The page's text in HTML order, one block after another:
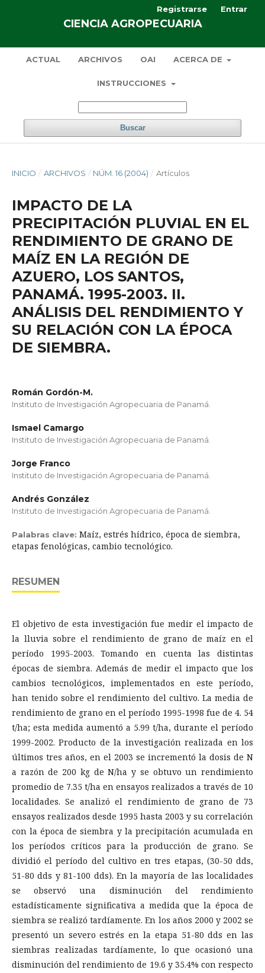
CIENCIA AGROPECUARIA
ACTUAL ARCHIVOS OAI ACERCA DE
INSTRUCCIONES
Buscar
Registrarse Entrar
INICIO / ARCHIVOS / NÚM. 16 (2004) / Artículos
IMPACTO DE LA
PRECIPITACIÓN PLUVIAL EN EL
RENDIMIENTO DE GRANO DE
MAÍZ EN LA REGIÓN DE
AZUERO, LOS SANTOS,
PANAMÁ. 1995-2003. II.
ANÁLISIS DEL RENDIMIENTO Y
SU RELACIÓN CON LA ÉPOCA
DE SIEMBRA.
Román Gordón-M.
Instituto de Investigación Agropecuaria de Panamá.
Ismael Camargo
Instituto de Investigación Agropecuaria de Panamá.
Jorge Franco
Instituto de Investigación Agropecuaria de Panamá.
Andrés González
Instituto de Investigación Agropecuaria de Panamá.
Palabras clave: Maíz, estrés hídrico, época de siembra,
etapas fenológicas, cambio tecnológico.
RESUMEN
El objetivo de esta investigación fue medir el impacto de
la lluvia sobre el rendimiento de grano de maíz en el
período 1995-2003. Tomando en cuenta las distintas
épocas de siembra. Además de medir el impacto que los
cambios tecnológicos, implementados en este período,
han tenido sobre el rendimiento del cultivo. La media de
rendimiento de grano en el período 1995-1998 fue de 4. 54
t/ha; esta medida aumentó a 5.99 t/ha, durante el período
1999-2002. Producto de la investigación realizada en los
últimos tres años, en el 2003 se incrementó la dosis de N
a razón de 200 kg de N/ha y se obtuvo un rendimiento
promedio de 7.35 t/ha en ensayos realizados a través de 10
localidades. Se analizó el rendimiento de grano de 73
ensayos realizados desde 1995 hasta 2003 y su correlación
con la época de siembra y la precipitación acumulada en
los períodos críticos para la producción de grano. Se
dividió el período del cultivo en tres etapas, (30-50 dds,
51-80 dds y 81-100 dds). En la mayoría de las localidades
se observó una disminución del rendimiento
estadísticamente significativa a medida que la época de
siembra se realizó tardíamente. En los años 2000 y 2002 se
presentó un severo estrés en la etapa 51-80 dds en las
siembras realizadas tardíamente, lo que ocasionó una
disminución del rendimiento de 19.6 y 35.4% con respecto